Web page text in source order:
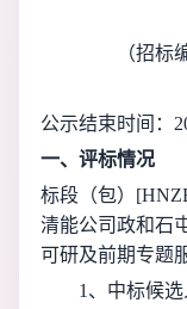
（招标
公示结束时间：
一、评标情况
标段（包）[
清能公司政和石
可研及前期专题
1、中标候